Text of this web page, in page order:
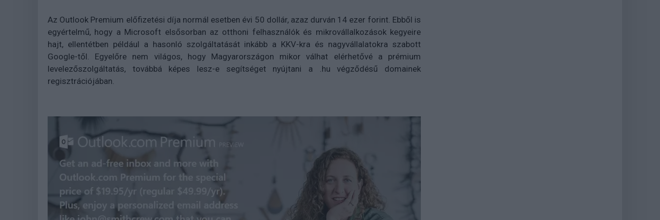
Az Outlook Premium előfizetési díja normál esetben évi 50 dollár, azaz durván 14 ezer forint. Ebből is
egyértelmű, hogy a Microsoft elsősorban az otthoni felhasználók és mikrovállalkozások kegyeire
hajt, ellentétben például a hasonló szolgáltatását inkább a KKV-kra és nagyvállalatokra szabott
Google-től. Egyelőre nem világos, hogy Magyarországon mikor válhat elérhetővé a prémium
levelezőszolgáltatás, továbbá képes lesz-e segítséget nyújtani a .hu végződésű domainek
regisztrációjában.